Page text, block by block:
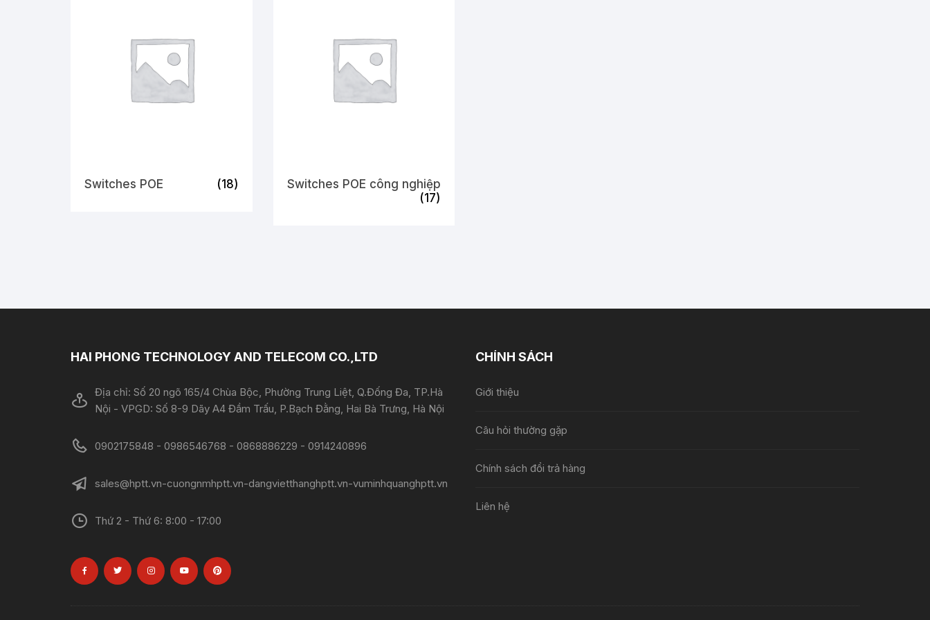
Switches POE (18)
Switches POE công nghiệp
(17)
HAI PHONG TECHNOLOGY AND TELECOM CO.,LTD
Địa chỉ: Số 20 ngõ 165/4 Chùa Bộc, Phường Trung Liệt, Q.Đống Đa, TP.Hà
Nội - VPGD: Số 8-9 Dãy A4 Đầm Trấu, P.Bạch Đằng, Hai Bà Trưng, Hà Nội
0902175848 - 0986546768 - 0868886229 - 0914240896​​​​​​​
sales@hptt.vn-cuongnmhptt.vn-dangvietthanghptt.vn-vuminhquanghptt.vn
Thứ 2 - Thứ 6: 8:00 - 17:00
CHÍNH SÁCH
Giới thiệu
Câu hỏi thường gặp
Chính sách đổi trả hàng
Liên hệ